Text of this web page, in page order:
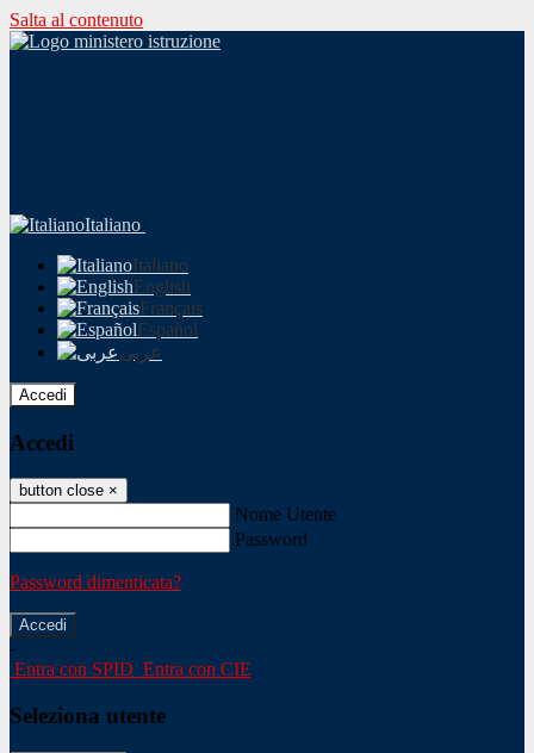
Salta al contenuto
Italiano
Italiano
English
Français
Español
عربى
Accedi
Accedi
button close ×
Nome Utente
Password
Password dimenticata?
-
Entra con SPID Entra con CIE
Seleziona utente